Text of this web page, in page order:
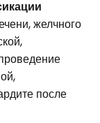
желчного
после